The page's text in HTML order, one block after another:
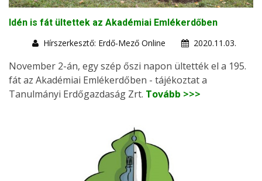
Idén is fát ültettek az Akadémiai Emlékerdőben
Hírszerkesztő: Erdő-Mező Online
2020.11.03.
November 2-án, egy szép őszi napon ültették el a 195.
fát az Akadémiai Emlékerdőben - tájékoztat a
Tanulmányi Erdőgazdaság Zrt. Tovább >>>